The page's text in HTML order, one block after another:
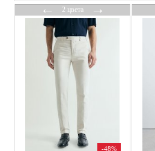
←2 цвета→
-48%